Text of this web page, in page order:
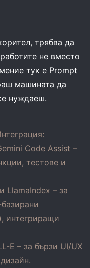
трябва да
не вместо
тук е Prompt
машината да
нуждаеш.
Code Assist –
тестове и
LlamaIndex – за
интегриращи
E – за бързи UI/UX